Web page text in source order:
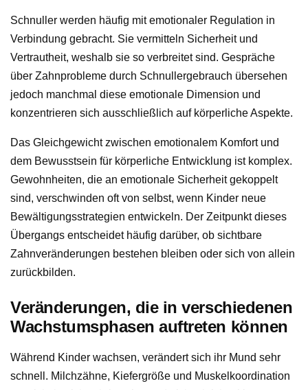
Schnuller werden häufig mit emotionaler Regulation in
Verbindung gebracht. Sie vermitteln Sicherheit und
Vertrautheit, weshalb sie so verbreitet sind. Gespräche
über Zahnprobleme durch Schnullergebrauch übersehen
jedoch manchmal diese emotionale Dimension und
konzentrieren sich ausschließlich auf körperliche Aspekte.
Das Gleichgewicht zwischen emotionalem Komfort und
dem Bewusstsein für körperliche Entwicklung ist komplex.
Gewohnheiten, die an emotionale Sicherheit gekoppelt
sind, verschwinden oft von selbst, wenn Kinder neue
Bewältigungsstrategien entwickeln. Der Zeitpunkt dieses
Übergangs entscheidet häufig darüber, ob sichtbare
Zahnveränderungen bestehen bleiben oder sich von allein
zurückbilden.
Veränderungen, die in verschiedenen
Wachstumsphasen auftreten können
Während Kinder wachsen, verändert sich ihr Mund sehr
schnell. Milchzähne, Kiefergröße und Muskelkoordination